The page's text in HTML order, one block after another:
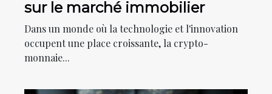
sur le marché immobilier
Dans un monde où la technologie et l'innovation
occupent une place croissante, la crypto-
monnaie...